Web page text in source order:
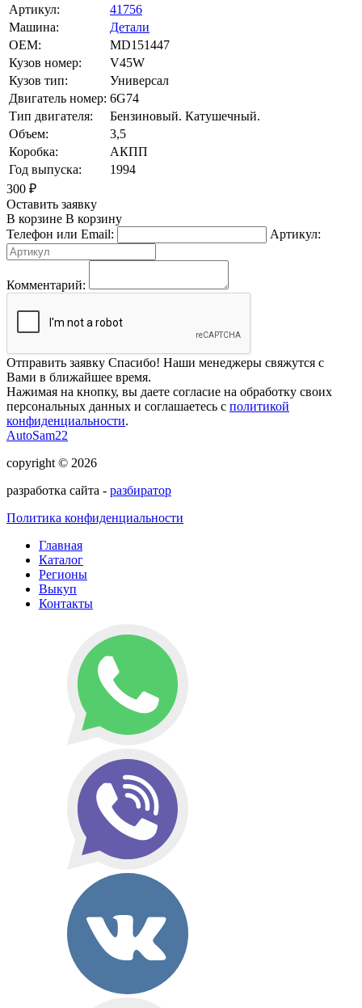
Артикул:
41756
Машина:
Детали
OEM:
MD151447
Кузов номер:
V45W
Кузов тип:
Универсал
Двигатель номер: 6G74
Тип двигателя:
Бензиновый. Катушечный.
Объем:
3,5
Коробка:
АКПП
Год выпуска:
1994
300 ₽
Оставить заявку
В корзине В корзину
Телефон или Email:
Артикул:
Комментарий:
Отправить заявку Спасибо! Наши менеджеры свяжутся с
Вами в ближайшее время.
Нажимая на кнопку, вы даете согласие на обработку своих
персональных данных и соглашаетесь с политикой
конфиденциальности.
AutoSam22
copyright © 2026
разработка сайта - разбиратор
Политика конфиденциальности
Главная
Каталог
Регионы
Выкуп
Контакты